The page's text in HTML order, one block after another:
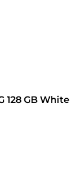
128 GB White